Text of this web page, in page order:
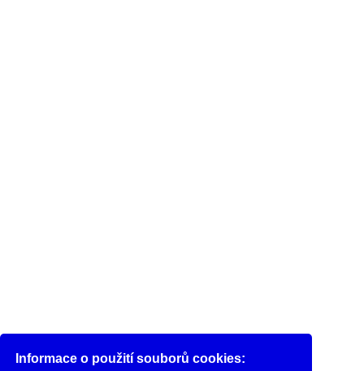
Informace o použití souborů cookies: